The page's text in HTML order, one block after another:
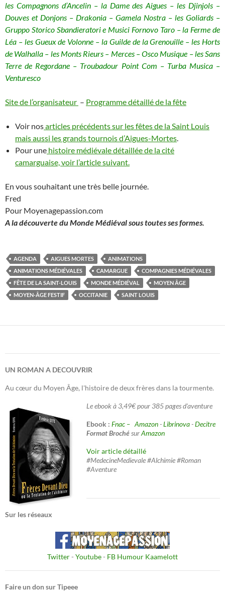
les Compagnons d’Ancelin – la Dame des Aigues – les Djinjols –
Douves et Donjons – Drakonia – Gamela Nostra – les Goliards –
Gruppo Storico Sbandieratori e Musici Fornovo Taro – la Ferme de
Léa – les Gueux de Volonne – la Guilde de la Grenouille – les Horts
de Walhalla – les Monts Rieurs – Merces – Osco Musique – les Sans
Terre de Regordane – Troubadour Point Com – Turba Musica –
Venturesco
Site de l’organisateur – Programme détaillé de la fête
Voir nosarticles précédents sur les fêtes de la Saint Louis
mais aussi les grands tournois d’Aigues-Mortes.
Pour une histoire médiévale détaillée de la cité
camarguaise, voir l’article suivant.
En vous souhaitant une très belle journée.
Fred
Pour Moyenagepassion.com
A la découverte du Monde Médiéval sous toutes ses formes.
AGENDA AIGUES MORTES
ANIMATIONS
ANIMATIONS MÉDIÉVALES
CAMARGUE
COMPAGNIES MÉDIÉVALES
FÊTE DE LA SAINT-LOUIS
MONDE MÉDIÉVAL
MOYEN ÂGE
MOYEN-ÂGE FESTIF
OCCITANIE SAINT LOUIS
UN ROMAN A DECOUVRIR
Au cœur du Moyen Âge, l'histoire de deux frères dans la tourmente.
Le ebook à 3,49€ pour 385 pages d'aventure
Ebook : Fnac – Amazon-Librinova-Decitre
Format BrochésurAmazon
Voir article détaillé
#MedecineMedievale #Alchimie #Roman
#Aventure
Sur les réseaux
Twitter- Youtube- FB Humour Kaamelott
Faire un don sur Tipeee